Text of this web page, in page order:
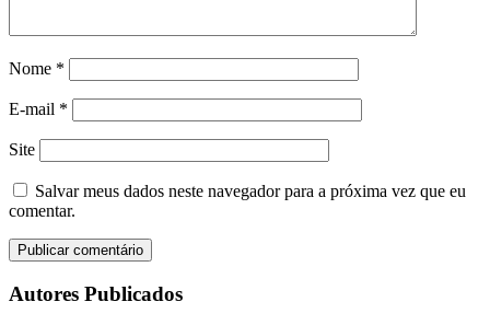
Nome *
E-mail *
Site
Salvar meus dados neste navegador para a próxima vez que eu
comentar.
Autores Publicados